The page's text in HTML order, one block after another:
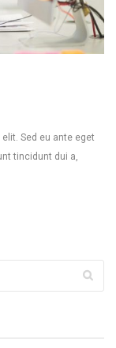
Sed eu ante eget
tincidunt dui a,